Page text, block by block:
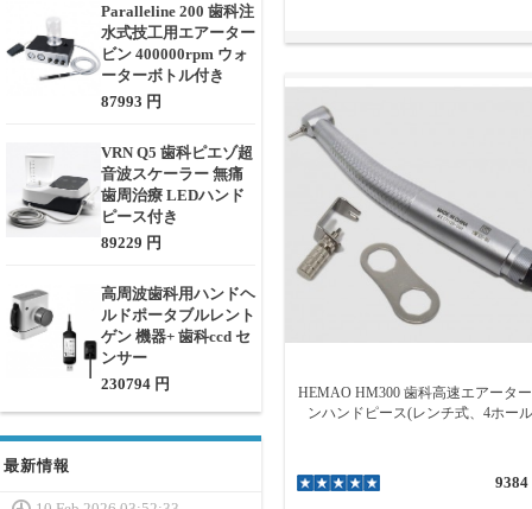
Paralleline 200 歯科注
水式技工用エアーター
ビン 400000rpm ウォ
ーターボトル付き
87993 円
VRN Q5 歯科ピエゾ超
音波スケーラー 無痛
歯周治療 LEDハンド
ピース付き
89229 円
高周波歯科用ハンドヘ
ルドポータブルレント
ゲン 機器+ 歯科ccd セ
ンサー
230794 円
最新情報
HEMAO HM300 歯科高速エアータ
ンハンドピース(レンチ式、4ホー
9384